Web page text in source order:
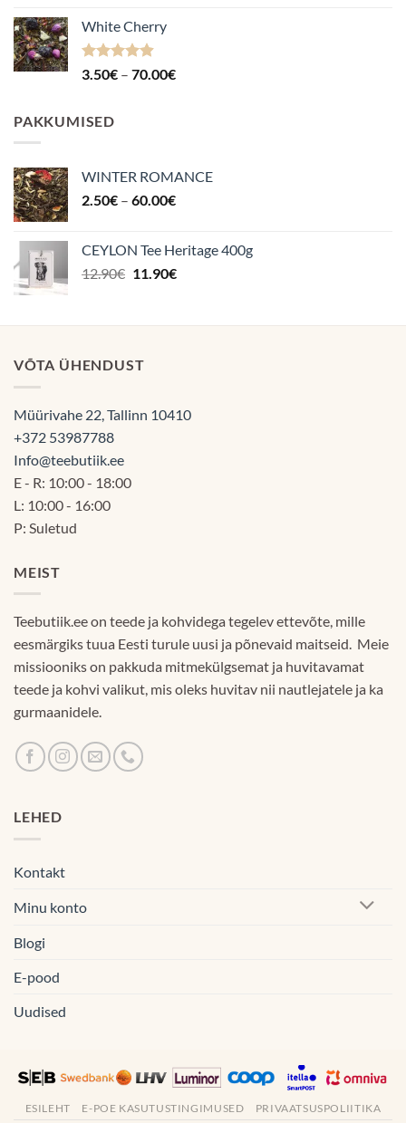
White Cherry
Hinnanguga
3.50€ – 70.00€Hinnavahemik:
PAKKUMISED
WINTER ROMANCE
2.50€ – 60.00€Hinnavahemik:
60.00€
CEYLON Tee Heritage 400g
12.90€ Algne
12.90€.
11.90€Praegune
11.90€.
VÕTA ÜHENDUST
Müürivahe 22, Tallinn 10410
+372 53987788
Info@teebutiik.ee
E - R: 10:00 - 18:00
L: 10:00 - 16:00
P: Suletud
MEIST
Teebutiik.ee on teede ja kohvidega tegelev ettevõte, mille
eesmärgiks tuua Eesti turule uusi ja põnevaid maitseid. Meie
missiooniks on pakkuda mitmekülgsemat ja huvitavamat
teede ja kohvi valikut, mis oleks huvitav nii nautlejatele ja ka
gurmaanidele.
LEHED
Kontakt
Minu konto
Blogi
E-pood
Uudised
ESILEHT E-POE KASUTUSTINGIMUSED PRIVAATSUSPOLIITIKA